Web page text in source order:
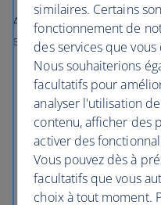
Avant d'arriver à
emporté les documents
d'unformulaire
seuls » British Airways
uniquement), rempli
d'une copie d'une
parent/tuteur qui a
signature (passeport
exemple) ;
similaires. Certains
fonctionnement de
des services que
Nous souhaiterions
facultatifs pour
analyser l'utilisation
contenu, afficher des
activer des
Vous pouvez dès à
facultatifs que vous
choix à tout moment.